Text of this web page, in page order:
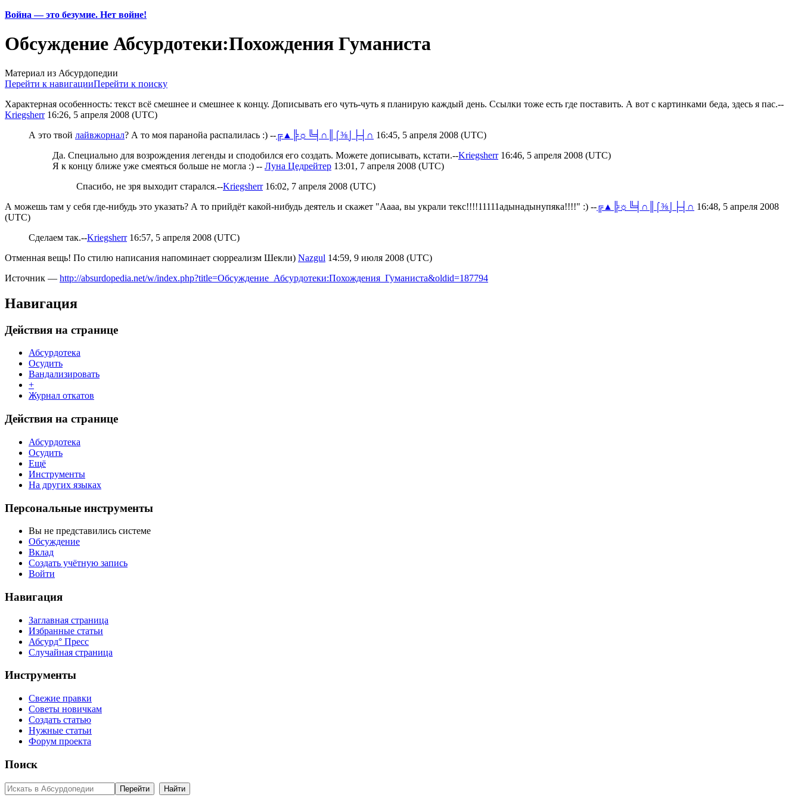
Война — это безумие. Нет войне!
Обсуждение Абсурдотеки:Похождения Гуманиста
Материал из Абсурдопедии
Перейти к навигацииПерейти к поиску
Характерная особенность: текст всё смешнее и смешнее к концу. Дописывать его чуть-чуть я планирую каждый день. Ссылки тоже есть где поставить. А вот с картинками беда, здесь я пас.--
Kriegsherr16:26, 5 апреля 2008 (UTC)
А это твой лайвжорнал? А то моя паранойа распалилась :) --╔▲╠☼╚╡∩║⌠⅜⌡├┤∩ 16:45, 5 апреля 2008 (UTC)
Да. Специально для возрождения легенды и сподобился его создать. Можете дописывать, кстати.--Kriegsherr16:46, 5 апреля 2008 (UTC)
Я к концу ближе уже смеяться больше не могла :) -- Луна Цедрейтер 13:01, 7 апреля 2008 (UTC)
Спасибо, не зря выходит старался.--Kriegsherr16:02, 7 апреля 2008 (UTC)
А можешь там у себя где-нибудь это указать? А то прийдёт какой-нибудь деятель и скажет "Аааа, вы украли текс!!!!11111адынадынупяка!!!!" :) --╔▲╠☼╚╡∩║⌠⅜⌡├┤∩ 16:48, 5 апреля 2008
(UTC)
Сделаем так.--Kriegsherr16:57, 5 апреля 2008 (UTC)
Отменная вещь! По стилю написания напоминает сюрреализм Шекли) Nazgul 14:59, 9 июля 2008 (UTC)
Источник — http://absurdopedia.net/w/index.php?title=Обсуждение_Абсурдотеки:Похождения_Гуманиста&oldid=187794
Навигация
Действия на странице
Абсурдотека
Осудить
Вандализировать
+
Журнал откатов
Действия на странице
Абсурдотека
Осудить
Ещё
Инструменты
На других языках
Персональные инструменты
Вы не представились системе
Обсуждение
Вклад
Создать учётную запись
Войти
Навигация
Заглавная страница
Избранные статьи
Абсурд° Пресс
Случайная страница
Инструменты
Свежие правки
Советы новичкам
Создать статью
Нужные статьи
Форум проекта
Поиск